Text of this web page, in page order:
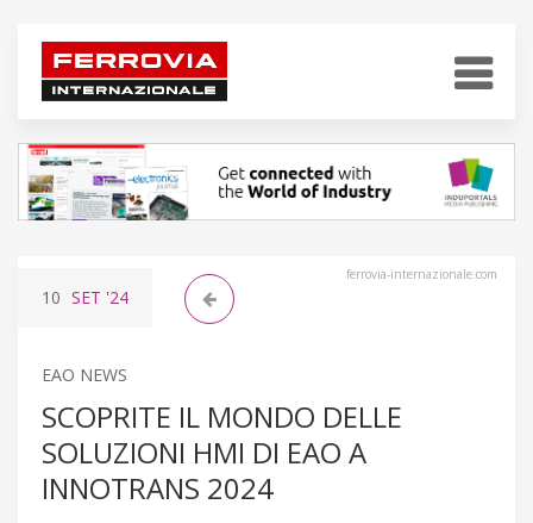
ferrovia-internazionale.com
10 SET '24
EAO NEWS
SCOPRITE IL MONDO DELLE
SOLUZIONI HMI DI EAO A
INNOTRANS 2024